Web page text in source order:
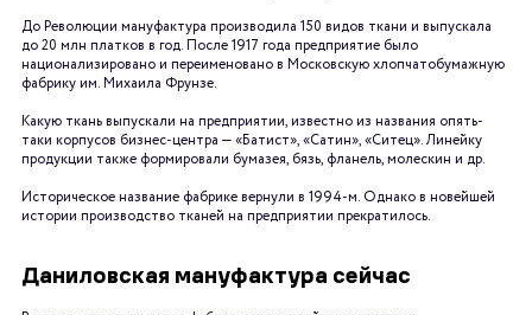
До Революции мануфактура производила 150 видов ткани и выпускала
до 20 млн платков в год. После 1917 года предприятие было
национализировано и переименовано в Московскую хлопчатобумажную
фабрику им. Михаила Фрунзе.
Какую ткань выпускали на предприятии, известно из названия опять-
таки корпусов бизнес-центра — «Батист», «Сатин», «Ситец». Линейку
продукции также формировали бумазея, бязь, фланель, молескин и др.
Историческое название фабрике вернули в 1994-м. Однако в новейшей
истории производство тканей на предприятии прекратилось.
Даниловская мануфактура сейчас